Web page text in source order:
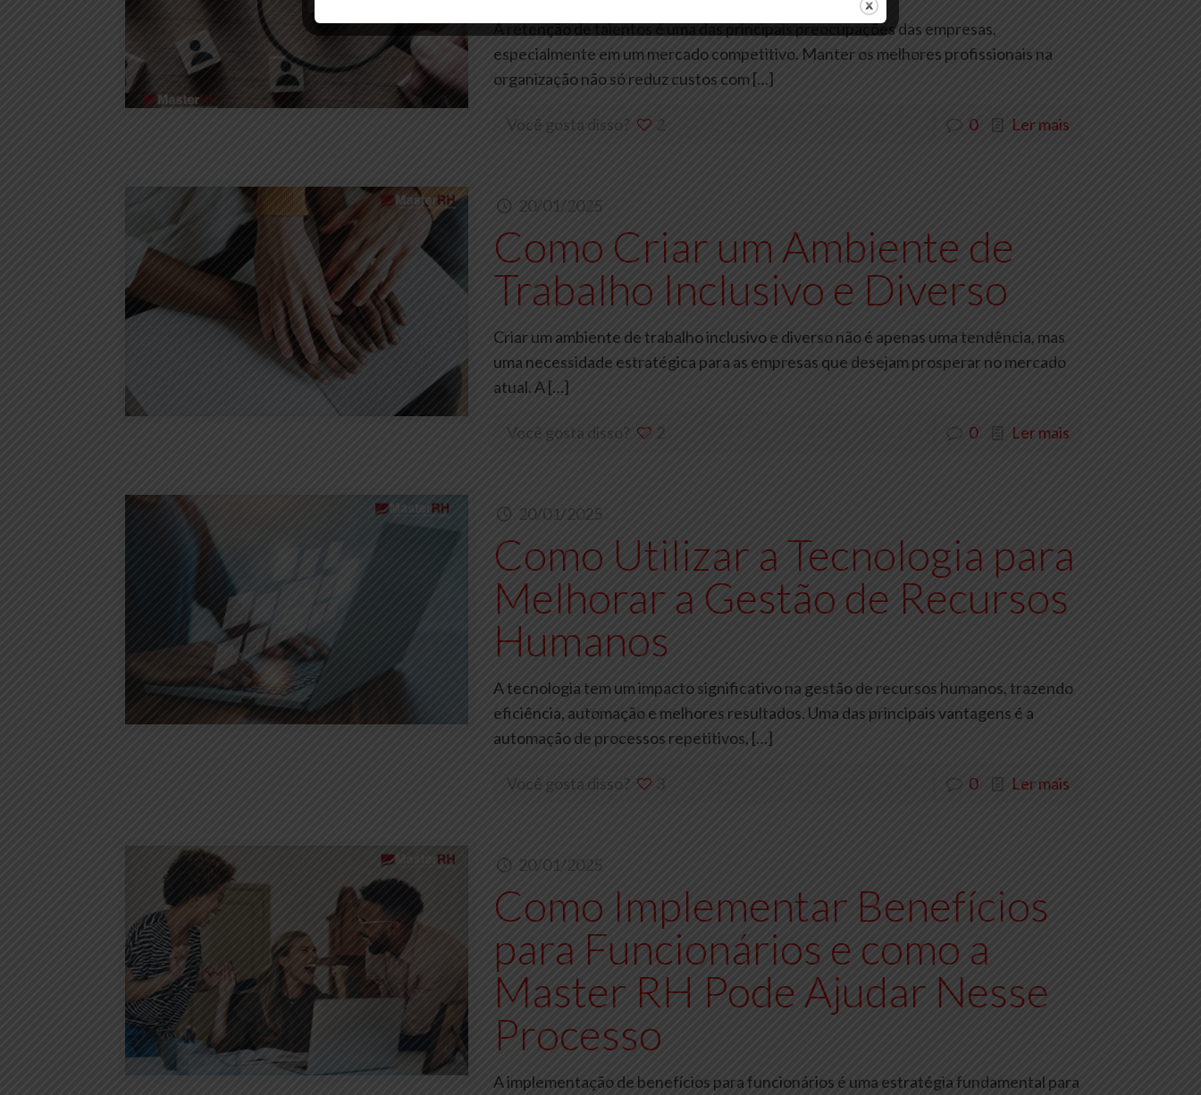
A retenção de talentos é uma das principais preocupações das empresas,
especialmente em um mercado competitivo. Manter os melhores profissionais na
organização não só reduz custos com[…]
Você gosta disso? 2 0 Ler mais
20/01/2025
Como Criar um Ambiente de
Trabalho Inclusivo e Diverso
Criar um ambiente de trabalho inclusivo e diverso não é apenas uma tendência, mas
uma necessidade estratégica para as empresas que desejam prosperar no mercado
atual. A[…]
Você gosta disso? 2 0 Ler mais
20/01/2025
Como Utilizar a Tecnologia para
Melhorar a Gestão de Recursos
Humanos
A tecnologia tem um impacto significativo na gestão de recursos humanos, trazendo
eficiência, automação e melhores resultados. Uma das principais vantagens é a
automação de processos repetitivos, […]
Você gosta disso? 3 0 Ler mais
20/01/2025
Como Implementar Benefícios
para Funcionários e como a
Master RH Pode Ajudar Nesse
Processo
A implementação de benefícios para funcionários é uma estratégia fundamental para